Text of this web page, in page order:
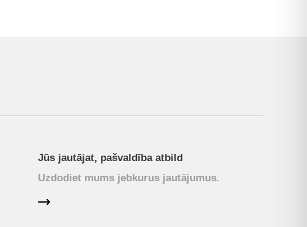
Jūs jautājat, pašvaldība atbild
Uzdodiet mums jebkurus jautājumus.